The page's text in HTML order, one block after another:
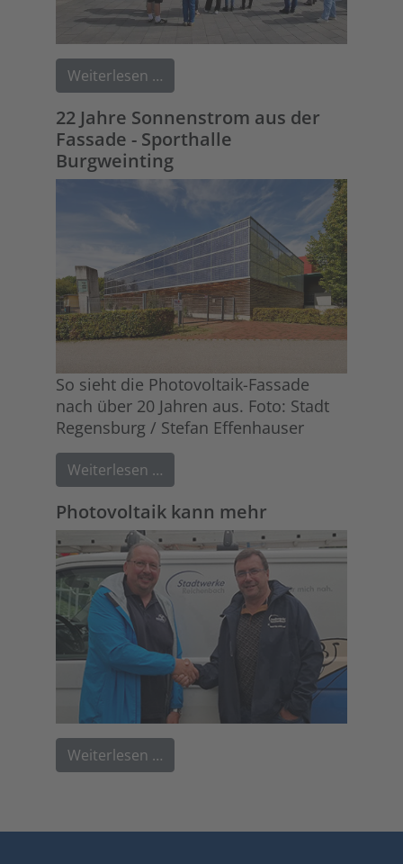
Weiterlesen …
22 Jahre Sonnenstrom aus der
Fassade - Sporthalle
Burgweinting
So sieht die Photovoltaik-Fassade
nach über 20 Jahren aus. Foto: Stadt
Regensburg / Stefan Effenhauser
Weiterlesen …
Photovoltaik kann mehr
Weiterlesen …